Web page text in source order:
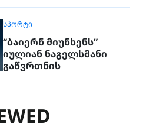
ᲡᲞᲝᲠᲢᲘ
“ბაიერნ მიუნხენს”
იულიან ნაგელსმანი
გაწვრთნის